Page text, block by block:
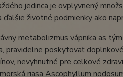
jedinca je ovplyvnený
ďalšie životné podmienky ako
metabolizmus vápnika as
pravidelne poskytovať
nevyhnutné pre celkové
riasa Ascophyllum